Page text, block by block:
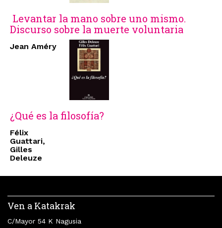
Levantar la mano sobre uno mismo.
Discurso sobre la muerte voluntaria
Jean Améry
¿Qué es la filosofía?
Félix
Guattari,
Gilles
Deleuze
Ven a Katakrak
C/Mayor 54 K Nagusia